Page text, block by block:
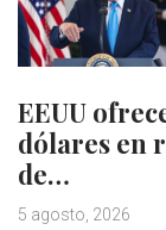
EEUU
dólares en
de…
5 agosto, 2026